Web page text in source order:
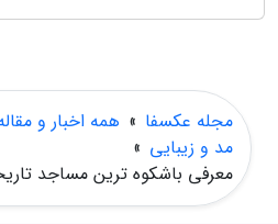
مجله عکسفا » همه اخبار و
مد و زیبایی »
معرفی باشکوه ترین مساجد